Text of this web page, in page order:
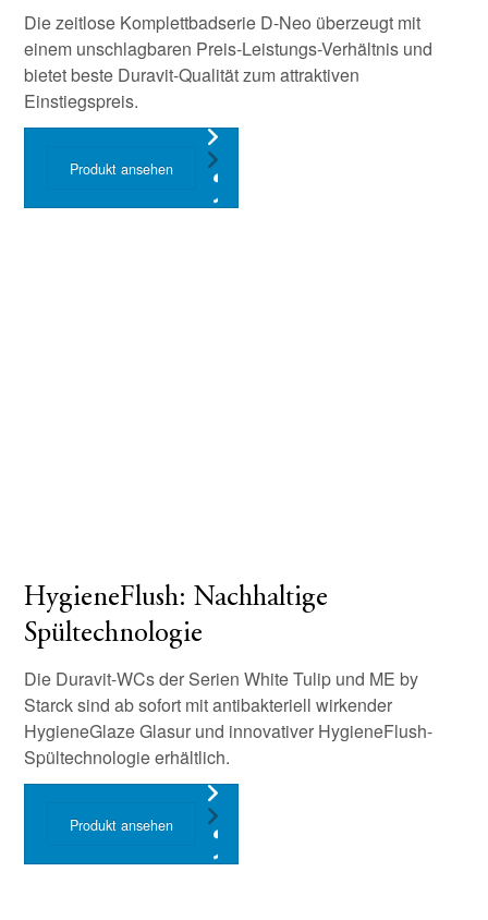
Die zeitlose Komplettbadserie D-Neo überzeugt mit
einem unschlagbaren Preis-Leistungs-Verhältnis und
bietet beste Duravit-Qualität zum attraktiven
Einstiegspreis.
Produkt ansehen
HygieneFlush: Nachhaltige
Spültechnologie
Die Duravit-WCs der Serien White Tulip und ME by
Starck sind ab sofort mit antibakteriell wirkender
HygieneGlaze Glasur und innovativer HygieneFlush-
Spültechnologie erhältlich.
Produkt ansehen